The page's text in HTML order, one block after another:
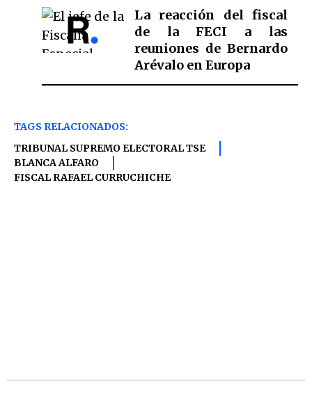
La reacción del fiscal
de la FECI a las
reuniones de Bernardo
Arévalo en Europa
TAGS RELACIONADOS:
TRIBUNAL SUPREMO ELECTORAL TSE
BLANCA ALFARO
FISCAL RAFAEL CURRUCHICHE